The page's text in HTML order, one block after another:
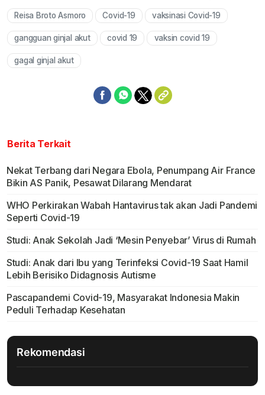
Mute
Reisa Broto Asmoro Covid-19 vaksinasi Covid-19
gangguan ginjal akut covid 19 vaksin covid 19
gagal ginjal akut
Berita Terkait
Nekat Terbang dari Negara Ebola, Penumpang Air France
Bikin AS Panik, Pesawat Dilarang Mendarat
WHO Perkirakan Wabah Hantavirus tak akan Jadi Pandemi
Seperti Covid-19
Studi: Anak Sekolah Jadi ‘Mesin Penyebar’ Virus di Rumah
Studi: Anak dari Ibu yang Terinfeksi Covid-19 Saat Hamil
Lebih Berisiko Didagnosis Autisme
Pascapandemi Covid-19, Masyarakat Indonesia Makin
Peduli Terhadap Kesehatan
Rekomendasi